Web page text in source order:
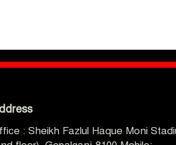
: Sheikh Fazlul Haque Moni